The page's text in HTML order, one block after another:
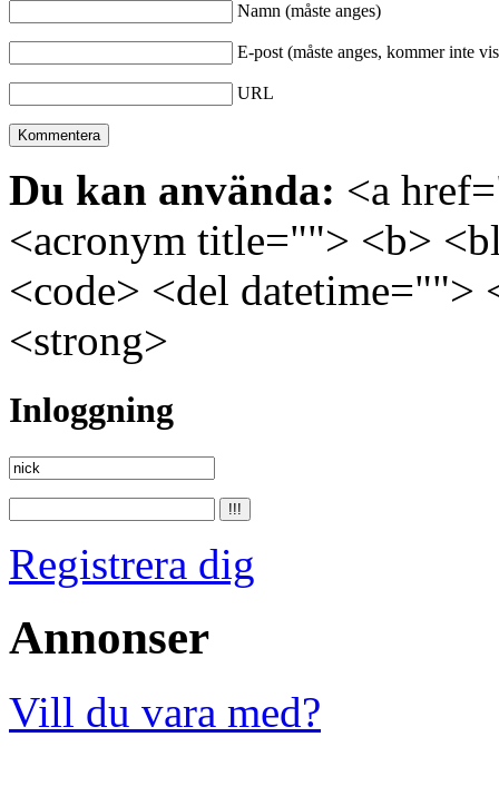
Namn (måste anges)
E-post (måste anges, kommer inte
URL
Du kan använda: <a
<acronym title=""> <b>
<code> <del
<strong>
Inloggning
Registrera dig
Annonser
Vill du vara med?